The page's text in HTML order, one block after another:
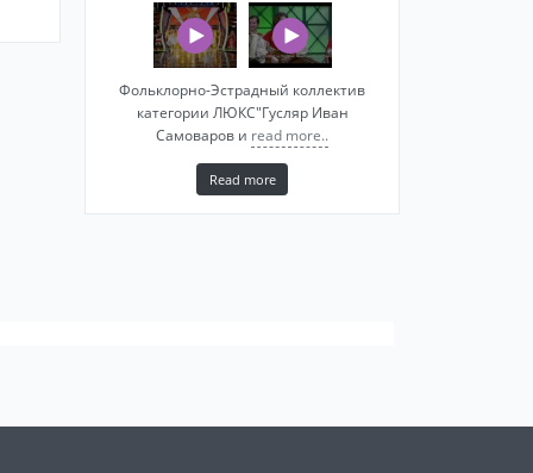
Фольклорно-Эстрадный коллектив
категории ЛЮКС"Гусляр Иван
Самоваров и read more..
Read more